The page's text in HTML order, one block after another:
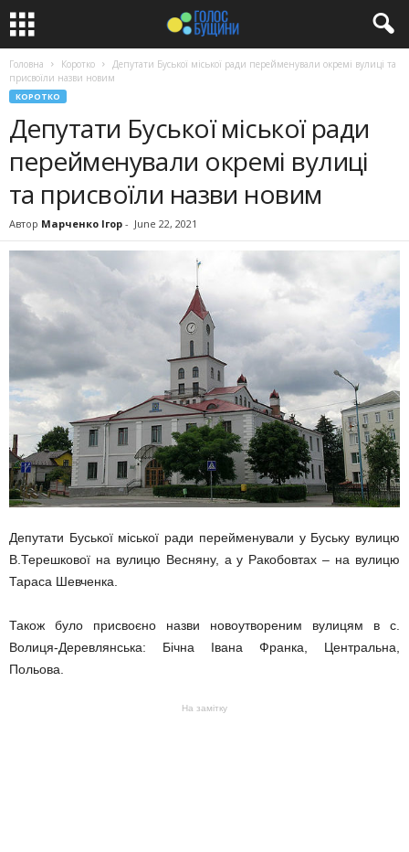
Головна Коротко
Депутати Буської міської ради перейменували окремі вулиці та
присвоїли назви новим
КОРОТКО
Депутати Буської міської ради
перейменували окремі вулиці
та присвоїли назви новим
Автор Марченко Ігор - June 22, 2021
Депутати Буської міської ради перейменували у Буську вулицю
В.Терешкової на вулицю Весняну, а у Ракобовтах – на вулицю
Тараса Шевченка.
Також було присвоєно назви новоутвореним вулицям в с.
Волиця-Деревлянська: Бічна Івана Франка, Центральна,
Польова.
На замітку